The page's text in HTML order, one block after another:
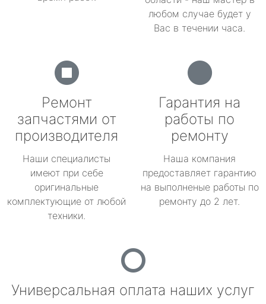
любом случае будет у
Вас в течении часа.
Ремонт
запчастями от
производителя
Наши специалисты
имеют при себе
оригинальные
комплектующие от любой
техники.
Гарантия на
работы по
ремонту
Наша компания
предоставляет гарантию
на выполненые работы по
ремонту до 2 лет.
Универсальная оплата наших услуг